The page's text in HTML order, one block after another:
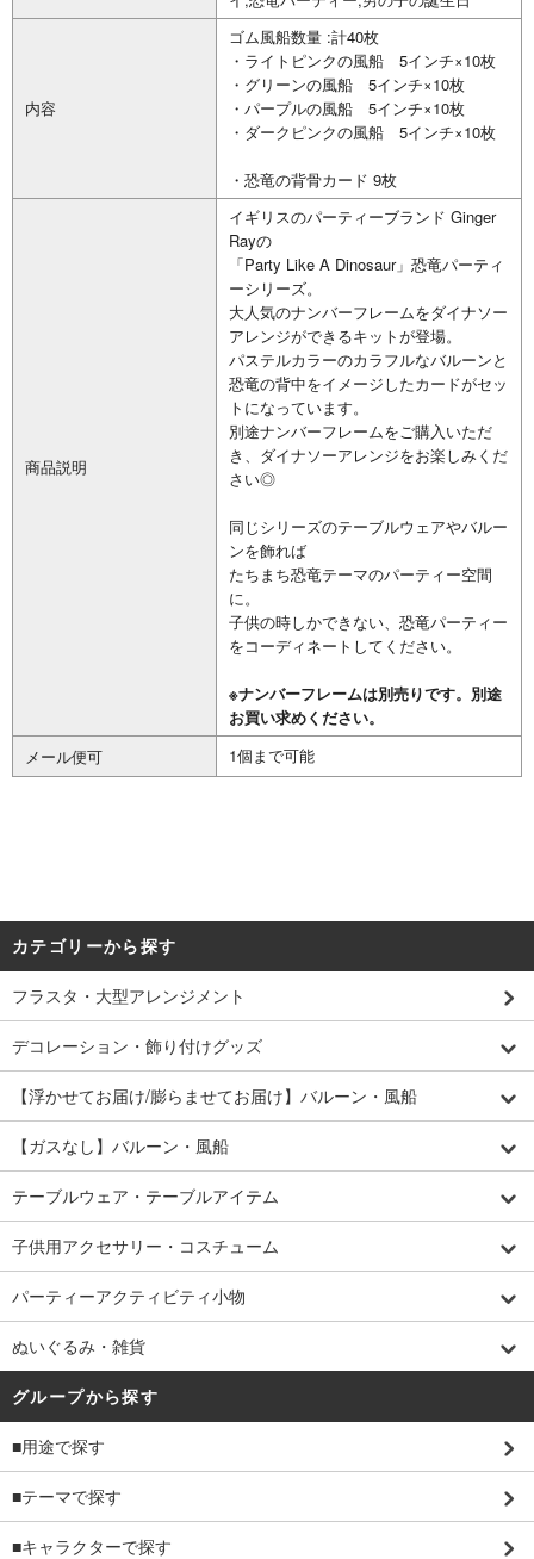
内容
ゴム風船数量 :計40枚
・ライトピンクの風船 5インチ×10枚
・グリーンの風船 5インチ×10枚
・パープルの風船 5インチ×10枚
・ダークピンクの風船 5インチ×10枚
・恐竜の背骨カード 9枚
商品説明
イギリスのパーティーブランド Ginger
Rayの
「Party Like A Dinosaur」恐竜パーティ
ーシリーズ。
大人気のナンバーフレームをダイナソー
アレンジができるキットが登場。
パステルカラーのカラフルなバルーンと
恐竜の背中をイメージしたカードがセッ
トになっています。
別途ナンバーフレームをご購入いただ
き、ダイナソーアレンジをお楽しみくだ
さい◎
同じシリーズのテーブルウェアやバルー
ンを飾れば
たちまち恐竜テーマのパーティー空間
に。
子供の時しかできない、恐竜パーティー
をコーディネートしてください。
※ナンバーフレームは別売りです。別途
お買い求めください。
メール便可
1個まで可能
カテゴリーから探す
フラスタ・大型アレンジメント
デコレーション・飾り付けグッズ
【浮かせてお届け/膨らませてお届け】バルーン・風船
【ガスなし】バルーン・風船
テーブルウェア・テーブルアイテム
子供用アクセサリー・コスチューム
パーティーアクティビティ小物
ぬいぐるみ・雑貨
グループから探す
■用途で探す
■テーマで探す
■キャラクターで探す